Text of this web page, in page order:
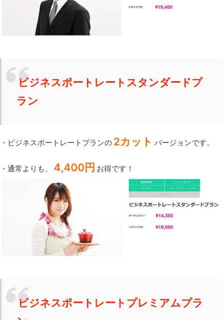
ビジネスポートレートスタンダードプ
ラン
・ビジネスポートレートプランの 2カット バージョンです。
・通常よりも、 4,400円 お得です！
ビジネスポートレートプレミアムプラ